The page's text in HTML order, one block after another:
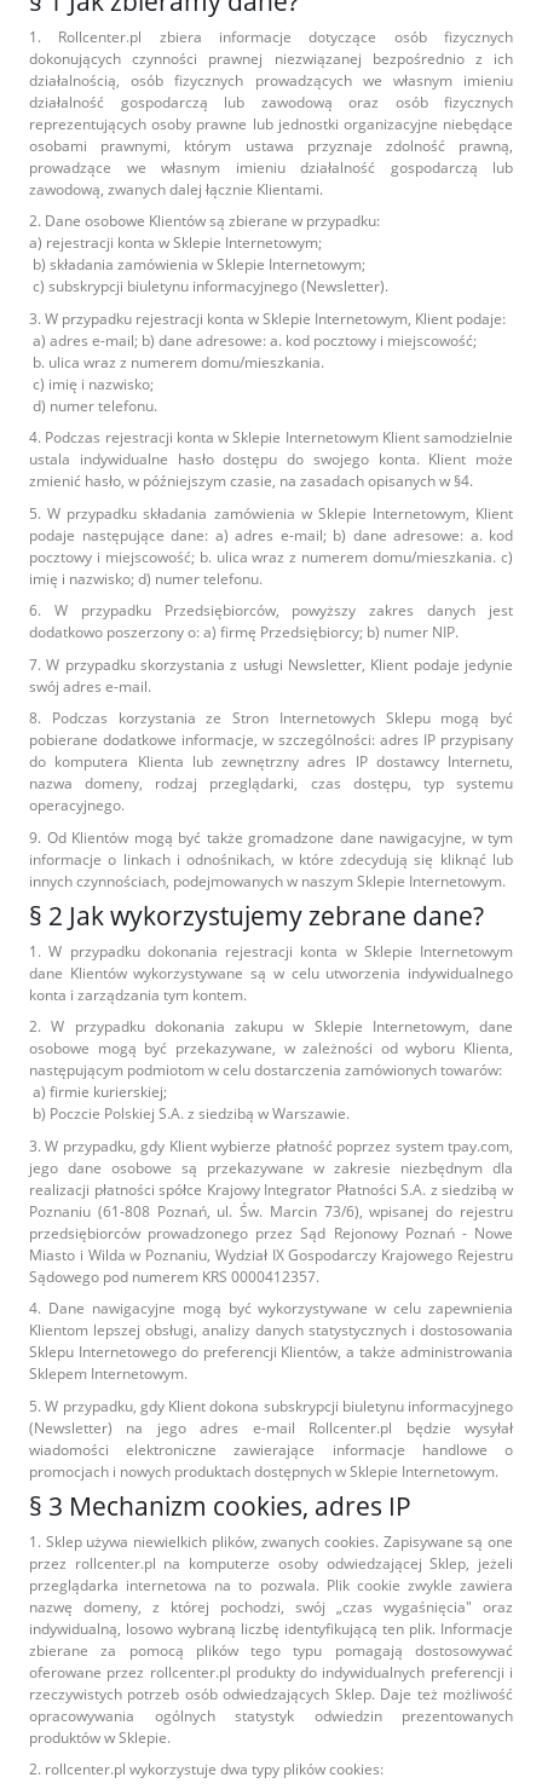
Próbki Darmowe
1. Rollcenter.pl zbiera informacje dotyczące osób fizycznych
dokonujących czynności prawnej niezwiązanej bezpośrednio z ich
działalnością, osób fizycznych prowadzących we własnym imieniu
działalność gospodarczą lub zawodową oraz osób fizycznych
reprezentujących osoby prawne lub jednostki organizacyjne niebędące
osobami prawnymi, którym ustawa przyznaje zdolność prawną,
prowadzące we własnym imieniu działalność gospodarczą lub
zawodową, zwanych dalej łącznie Klientami.
2. Dane osobowe Klientów są zbierane w przypadku:
a) rejestracji konta w Sklepie Internetowym;
b) składania zamówienia w Sklepie Internetowym;
c) subskrypcji biuletynu informacyjnego (Newsletter).
3. W przypadku rejestracji konta w Sklepie Internetowym, Klient podaje:
a) adres e-mail; b) dane adresowe: a. kod pocztowy i miejscowość;
b. ulica wraz z numerem domu/mieszkania.
c) imię i nazwisko;
d) numer telefonu.
4. Podczas rejestracji konta w Sklepie Internetowym Klient samodzielnie
ustala indywidualne hasło dostępu do swojego konta. Klient może
zmienić hasło, w późniejszym czasie, na zasadach opisanych w §4.
5. W przypadku składania zamówienia w Sklepie Internetowym, Klient
podaje następujące dane: a) adres e-mail; b) dane adresowe: a. kod
pocztowy i miejscowość; b. ulica wraz z numerem domu/mieszkania. c)
imię i nazwisko; d) numer telefonu.
6. W przypadku Przedsiębiorców, powyższy zakres danych jest
dodatkowo poszerzony o: a) firmę Przedsiębiorcy; b) numer NIP.
7. W przypadku skorzystania z usługi Newsletter, Klient podaje jedynie
swój adres e-mail.
8. Podczas korzystania ze Stron Internetowych Sklepu mogą być
pobierane dodatkowe informacje, w szczególności: adres IP przypisany
do komputera Klienta lub zewnętrzny adres IP dostawcy Internetu,
nazwa domeny, rodzaj przeglądarki, czas dostępu, typ systemu
operacyjnego.
9. Od Klientów mogą być także gromadzone dane nawigacyjne, w tym
informacje o linkach i odnośnikach, w które zdecydują się kliknąć lub
innych czynnościach, podejmowanych w naszym Sklepie Internetowym.
§ 2 Jak wykorzystujemy zebrane dane?
1. W przypadku dokonania rejestracji konta w Sklepie Internetowym
dane Klientów wykorzystywane są w celu utworzenia indywidualnego
konta i zarządzania tym kontem.
2. W przypadku dokonania zakupu w Sklepie Internetowym, dane
osobowe mogą być przekazywane, w zależności od wyboru Klienta,
następującym podmiotom w celu dostarczenia zamówionych towarów:
a) firmie kurierskiej;
b) Poczcie Polskiej S.A. z siedzibą w Warszawie.
3. W przypadku, gdy Klient wybierze płatność poprzez system tpay.com,
jego dane osobowe są przekazywane w zakresie niezbędnym dla
realizacji płatności spółce Krajowy Integrator Płatności S.A. z siedzibą w
Poznaniu (61-808 Poznań, ul. Św. Marcin 73/6), wpisanej do rejestru
przedsiębiorców prowadzonego przez Sąd Rejonowy Poznań - Nowe
Miasto i Wilda w Poznaniu, Wydział IX Gospodarczy Krajowego Rejestru
Sądowego pod numerem KRS 0000412357.
4. Dane nawigacyjne mogą być wykorzystywane w celu zapewnienia
Klientom lepszej obsługi, analizy danych statystycznych i dostosowania
Sklepu Internetowego do preferencji Klientów, a także administrowania
Sklepem Internetowym.
5. W przypadku, gdy Klient dokona subskrypcji biuletynu informacyjnego
(Newsletter) na jego adres e-mail Rollcenter.pl będzie wysyłał
wiadomości elektroniczne zawierające informacje handlowe o
promocjach i nowych produktach dostępnych w Sklepie Internetowym.
§ 3 Mechanizm cookies, adres IP
1. Sklep używa niewielkich plików, zwanych cookies. Zapisywane są one
przez rollcenter.pl na komputerze osoby odwiedzającej Sklep, jeżeli
przeglądarka internetowa na to pozwala. Plik cookie zwykle zawiera
nazwę domeny, z której pochodzi, swój „czas wygaśnięcia" oraz
indywidualną, losowo wybraną liczbę identyfikującą ten plik. Informacje
zbierane za pomocą plików tego typu pomagają dostosowywać
oferowane przez rollcenter.pl produkty do indywidualnych preferencji i
rzeczywistych potrzeb osób odwiedzających Sklep. Daje też możliwość
opracowywania ogólnych statystyk odwiedzin prezentowanych
produktów w Sklepie.
2. rollcenter.pl wykorzystuje dwa typy plików cookies: